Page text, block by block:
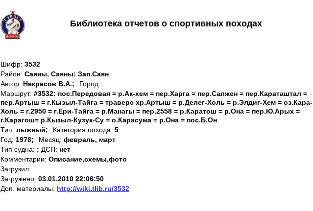
Библиотека отчетов о спортивных походах
Шифр: 3532
Район: Саяны, Саяны: Зап.Саян
Автор: Некрасов В.А.;
Город:
Маршрут: #3532: пос.Передовая = р.Ак-хем = пер.Харга = пер.Салжен = пер.Караташтал =
пер.Артыш = г.Кызыл-Тайга = траверс хр.Артыш = р.Делег-Холь = р.Элдиг-Хем = оз.Кара-
Холь = г.2950 = г.Ери-Тайга = р.Манагы = пер.2558 = р.Каратош = р.Она = пер.Ю.Арых =
г.Карагош= р.Кызыл-Кузук-Су = о.Карасума = р.Она = пос.Б.Он
Тип: лыжный; Категория похода: 5
Год: 1978; Месяц: февраль, март
Тип судна: ; ДСП: нет
Комментарии: Описание,схемы,фото
Загрузил:
Загружено: 03.01.2010 22:06:50
Доп. материалы: http://wiki.tlib.ru/3532